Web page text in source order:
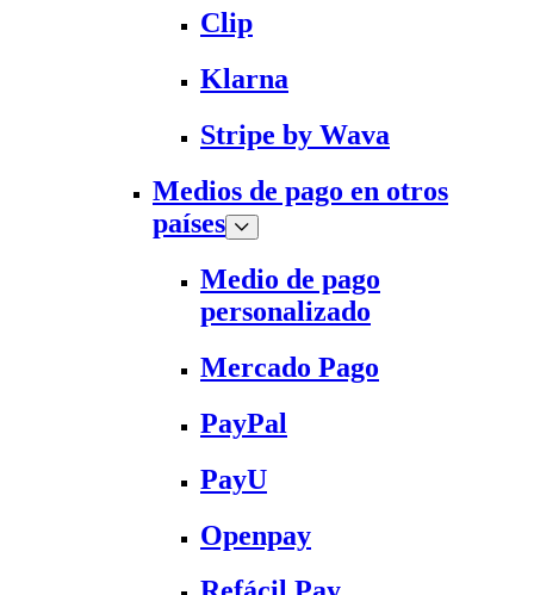
Clip
Klarna
Stripe by Wava
Medios de pago en otros
países
Medio de pago
personalizado
Mercado Pago
PayPal
PayU
Openpay